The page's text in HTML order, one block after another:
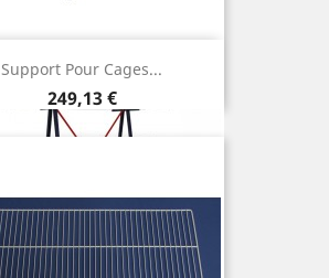
Support Pour Cages...
Prix
249,13 €